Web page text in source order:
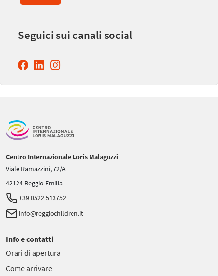
Seguici sui canali social
Centro Internazionale Loris Malaguzzi
Viale Ramazzini, 72/A
42124 Reggio Emilia
+39 0522 513752
info@reggiochildren.it
Info e contatti
Orari di apertura
Come arrivare